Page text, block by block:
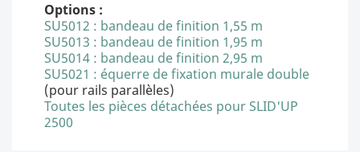
Options :
SU5012 : bandeau de finition 1,55 m
SU5013 : bandeau de finition 1,95 m
SU5014 : bandeau de finition 2,95 m
SU5021 : équerre de fixation murale double
(pour rails parallèles)
Toutes les pièces détachées pour SLID'UP
2500